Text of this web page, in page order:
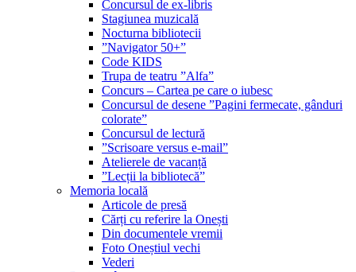
Concursul de ex-libris
Stagiunea muzicală
Nocturna bibliotecii
”Navigator 50+”
Code KIDS
Trupa de teatru ”Alfa”
Concurs – Cartea pe care o iubesc
Concursul de desene ”Pagini fermecate, gânduri
colorate”
Concursul de lectură
”Scrisoare versus e-mail”
Atelierele de vacanță
”Lecții la bibliotecă”
Memoria locală
Articole de presă
Cărți cu referire la Onești
Din documentele vremii
Foto Oneștiul vechi
Vederi